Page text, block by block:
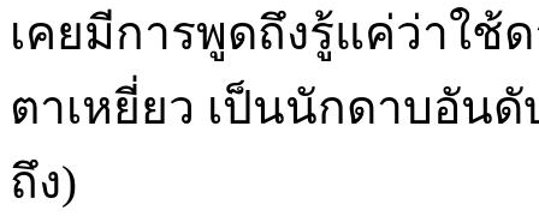
เคยมีการพูดถึงรู้แค่ว่าใช้
ตาเหยี่ยว เป็นนักดาบอัน
ถึง)